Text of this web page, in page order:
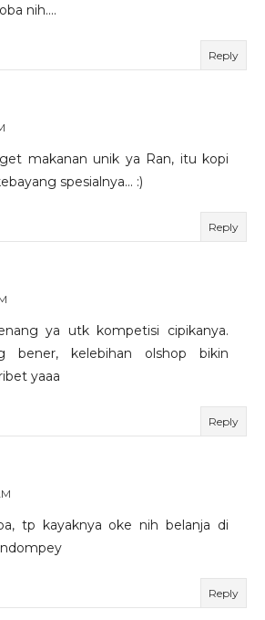
nih....
Reply
makanan unik ya Ran, itu kopi
spesialnya... :)
Reply
ya utk kompetisi cipikanya.
bener, kelebihan olshop bikin
yaaa
Reply
tp kayaknya oke nih belanja di
Reply